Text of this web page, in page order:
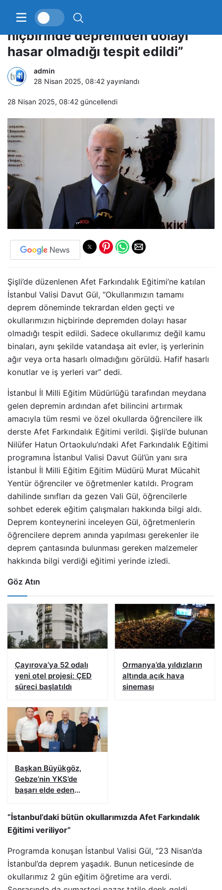
İstanbul Valisi Gül: “Okullarımızın
hiçbirinde depremden dolayı
hasar olmadığı tespit edildi”
admin
28 Nisan 2025, 08:42 yayınlandı
28 Nisan 2025, 08:42 güncellendi
Şişli’de düzenlenen Afet Farkındalık Eğitimi’ne katılan
İstanbul Valisi Davut Gül, “Okullarımızın tamamı
deprem döneminde tekrardan elden geçti ve
okullarımızın hiçbirinde depremden dolayı hasar
olmadığı tespit edildi. Sadece okullarımız değil kamu
binaları, aynı şekilde vatandaşa ait evler, iş yerlerinin
ağır veya orta hasarlı olmadığını görüldü. Hafif hasarlı
konutlar ve iş yerleri var” dedi.
İstanbul İl Milli Eğitim Müdürlüğü tarafından meydana
gelen depremin ardından afet bilincini artırmak
amacıyla tüm resmi ve özel okullarda öğrencilere ilk
derste Afet Farkındalık Eğitimi verildi. Şişli’de bulunan
Nilüfer Hatun Ortaokulu’ndaki Afet Farkındalık Eğitimi
programına İstanbul Valisi Davut Gül’ün yanı sıra
İstanbul İl Milli Eğitim Eğitim Müdürü Murat Mücahit
Yentür öğrenciler ve öğretmenler katıldı. Program
dahilinde sınıfları da gezen Vali Gül, öğrencilerle
sohbet ederek eğitim çalışmaları hakkında bilgi aldı.
Deprem konteynerini inceleyen Gül, öğretmenlerin
öğrencilere deprem anında yapılması gerekenler ile
deprem çantasında bulunması gereken malzemeler
hakkında bilgi verdiği eğitimi yerinde izledi.
Göz Atın
Çayırova’ya 52 odalı
yeni otel projesi: ÇED
süreci başlatıldı
Ormanya’da yıldızların
altında açık hava
sineması
Başkan Büyükgöz,
Gebze’nin YKS’de
başarı elde eden
“İstanbul’daki bütün okullarımızda Afet Farkındalık
Eğitimi veriliyor”
Programda konuşan İstanbul Valisi Gül, “23 Nisan’da
İstanbul’da deprem yaşadık. Bunun neticesinde de
okullarımız 2 gün eğitim öğretime ara verdi.